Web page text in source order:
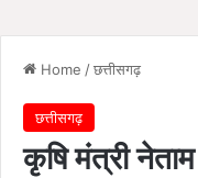
Home /छत्तीसगढ़
छत्तीसगढ़
कृषि मंत्री